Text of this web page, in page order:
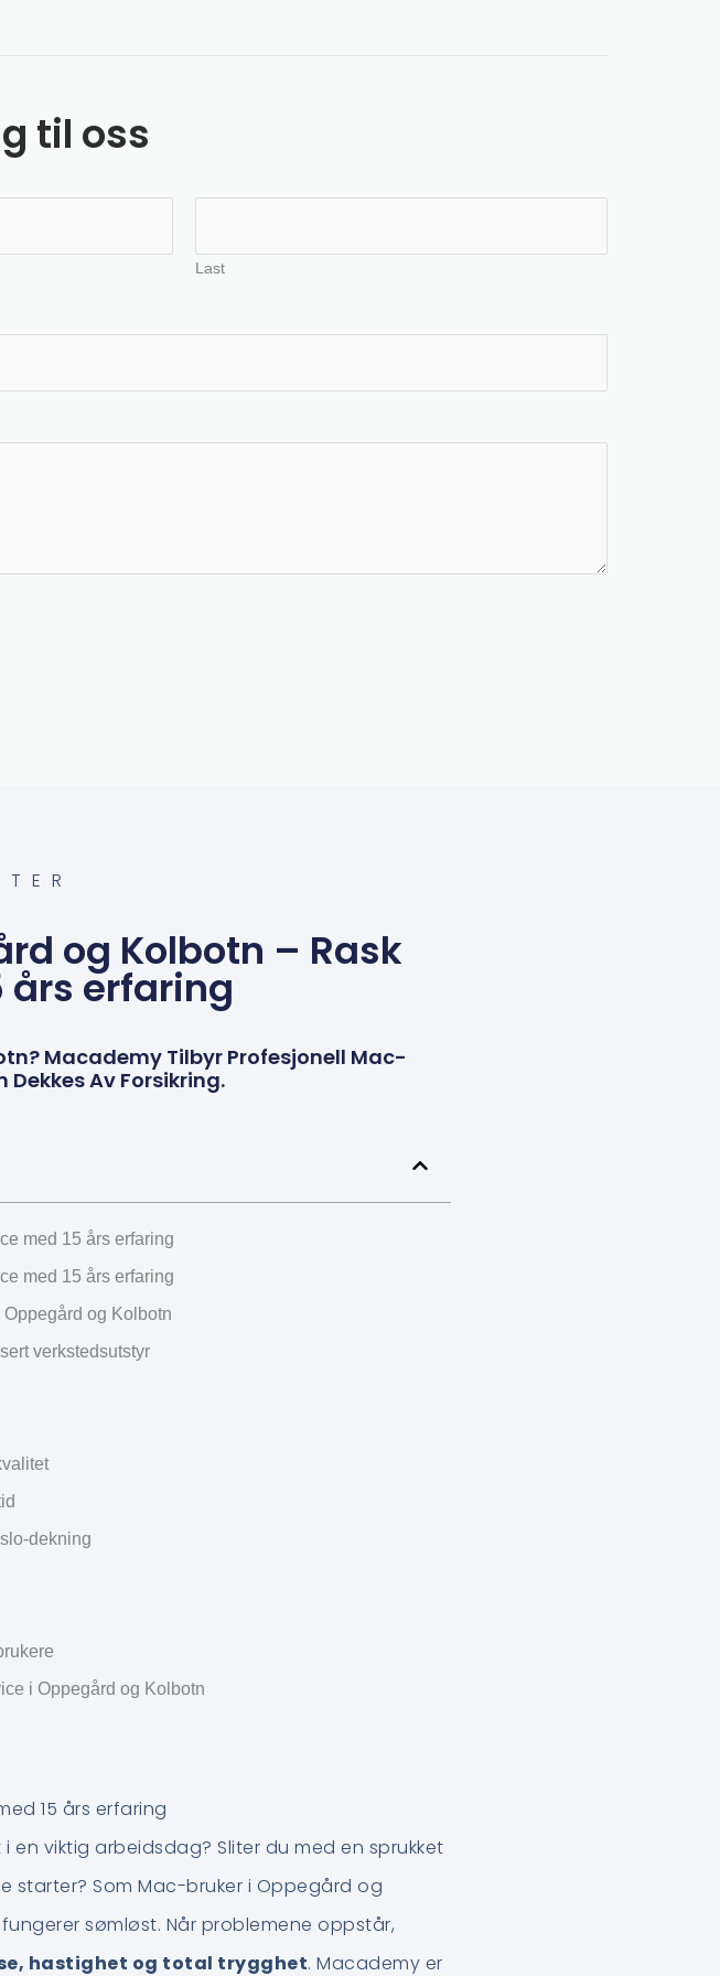
til oss
Last
og Kolbotn – Rask
års erfaring
Macademy Tilbyr Profesjonell Mac-
Dekkes Av Forsikring.
med 15 års erfaring
med 15 års erfaring
og Kolbotn
verkstedsutstyr
dekning
i Oppegård og Kolbotn
15 års erfaring
en viktig arbeidsdag? Sliter du med en sprukket
starter? Som Mac-bruker i Oppegård og
sømløst. Når problemene oppstår,
hastighet og total trygghet. Macademy er